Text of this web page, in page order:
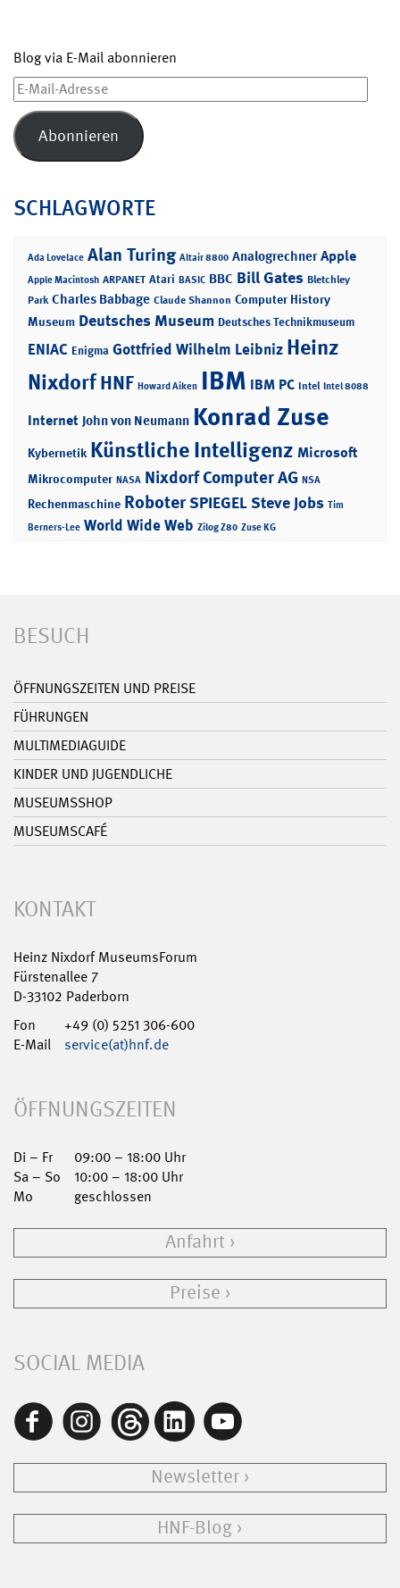
Blog via E-Mail abonnieren
E-
Mail-
Adresse
Abonnieren
SCHLAGWORTE
Ada Lovelace Alan Turing Altair 8800 Analogrechner Apple
Apple Macintosh ARPANET Atari BASIC BBC Bill Gates Bletchley
Park Charles Babbage Claude Shannon Computer History
Museum Deutsches Museum Deutsches Technikmuseum
ENIAC Enigma Gottfried Wilhelm Leibniz Heinz
NixdorfHNF Howard Aiken IBM IBM PC Intel Intel 8088
Internet John von Neumann Konrad Zuse
Kybernetik Künstliche Intelligenz Microsoft
Mikrocomputer NASA Nixdorf Computer AG NSA
Rechenmaschine RoboterSPIEGELSteve Jobs Tim
Berners-Lee World Wide Web Zilog Z80 Zuse KG
BESUCH
ÖFFNUNGSZEITEN UND PREISE
FÜHRUNGEN
MULTIMEDIAGUIDE
KINDER UND JUGENDLICHE
MUSEUMSSHOP
MUSEUMSCAFÉ
KONTAKT
Heinz Nixdorf MuseumsForum
Fürstenallee 7
D-33102 Paderborn
Fon
+49 (0) 5251 306-600
E-Mail
service(at)hnf.de
ÖFFNUNGSZEITEN
Di – Fr
09:00 – 18:00 Uhr
Sa – So
10:00 – 18:00 Uhr
Mo
geschlossen
Anfahrt
Preise
SOCIAL MEDIA
Newsletter
HNF-Blog